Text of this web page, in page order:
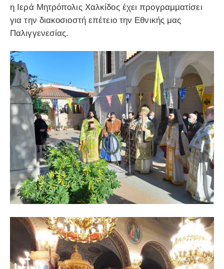
η Ιερά Μητρόπολις Χαλκίδος έχει προγραμματίσει
για την διακοσιοστή επέτειο την Εθνικής μας
Παλιγγενεσίας.